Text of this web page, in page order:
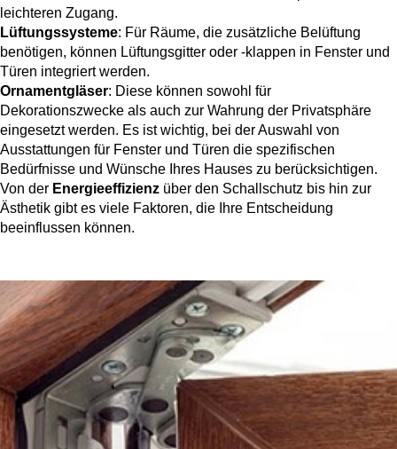
Durchreichefenster
Englische Schiebefenster
Klappfenster
Loftfenster
Nach aussen öffnende
Renovationsfenster
Schiebefenster
Skandinavische Fenster
Hebeschiebetüren Kunststoff
Hebeschiebetüren Holz
Hebeschiebetüren Holz-Alu
Faltschiebetüren Aluminium
PSK konfigurieren
Hebeschiebetür konfigurieren
Faltschiebetüre konfigurieren
Modell-Haustüren
Nebeneinganstüren
Pivottüren
Vorbaurollläden
Rollläden konfigurieren
Raffstoren konfigurieren
WEITERE OPTIONEN
Raffstoren Übersicht
Fensterläden
Textilscreens
Insektenschutz Plissee
Fensterscheiben
Fensterkopplungen
Rollladenzubehör
WEITERE ZUBEHÖRTEILE
Fensterverglasung
Anleitungen
THEMEN
Erklärvideos
Energiesparfenster
Sicherheitsfenster
Dreiecksfenster
Innenfenster
Rahmenlose Eckverglasung
leichteren Zugang.
Lüftungssysteme: Für Räume, die zusätzliche Belüftung
benötigen, können Lüftungsgitter oder -klappen in Fenster und
Türen integriert werden.
Ornamentgläser: Diese können sowohl für
Dekorationszwecke als auch zur Wahrung der Privatsphäre
eingesetzt werden. Es ist wichtig, bei der Auswahl von
Ausstattungen für Fenster und Türen die spezifischen
Bedürfnisse und Wünsche Ihres Hauses zu berücksichtigen.
Von der Energieeffizienz über den Schallschutz bis hin zur
Ästhetik gibt es viele Faktoren, die Ihre Entscheidung
beeinflussen können.